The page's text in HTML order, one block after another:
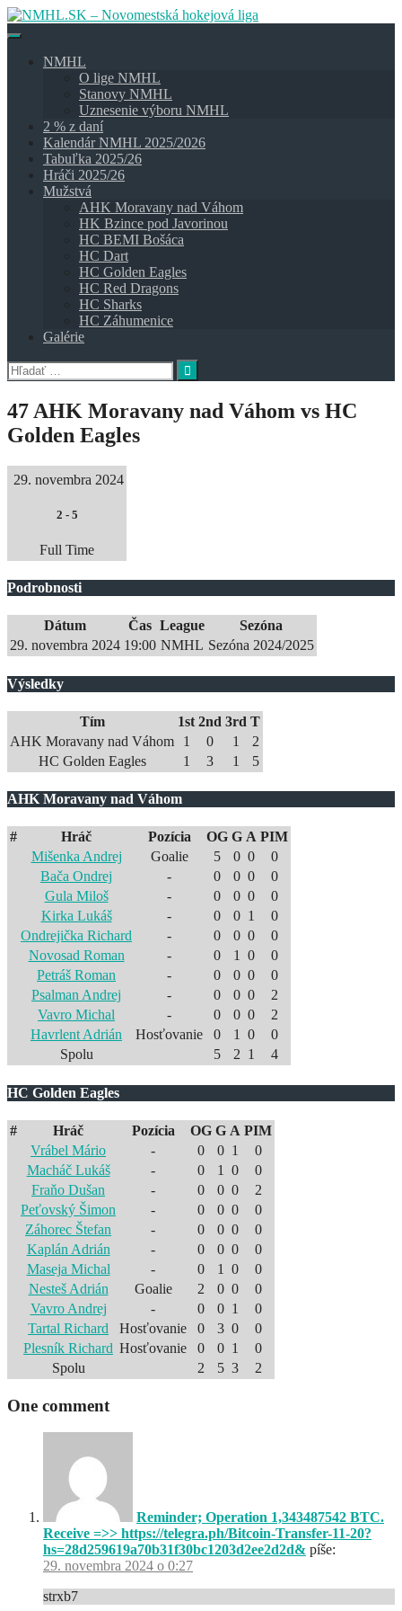
Skip
to
NMHL
O lige NMHL
Stanovy NMHL
Uznesenie výboru NMHL
2 % z daní
Kalendár NMHL 2025/2026
Tabuľka 2025/26
Hráči 2025/26
Mužstvá
AHK Moravany nad Váhom
HK Bzince pod Javorinou
HC BEMI Bošáca
HC Dart
HC Golden Eagles
HC Red Dragons
HC Sharks
HC Záhumenice
Galérie
Hľadať:
47 AHK Moravany nad Váhom vs HC
Golden Eagles
29. novembra 2024
2 - 5
Full Time
Podrobnosti
Dátum Čas League
Sezóna
29. novembra 2024 19:00 NMHL Sezóna 2024/2025
Výsledky
Tím 1st 2nd 3rd T
AHK Moravany nad Váhom
1 0 1
2
HC Golden Eagles
1 3 1 5
AHK Moravany nad Váhom
# Hráč Pozícia OG G A PIM
Mišenka Andrej
Goalie 5 0 0
0
Bača Ondrej
- 0 0 0
0
Gula Miloš
- 0 0 0
0
Kirka Lukáš
- 0 0 1
0
Ondrejička Richard
- 0 0 0
0
Novosad Roman
- 0 1 0
0
Petráš Roman
- 0 0 0
0
Psalman Andrej
- 0 0 0
2
Vavro Michal
- 0 0 0
2
Havrlent Adrián
Hosťovanie 0 1 0
0
Spolu
5 2 1 4
HC Golden Eagles
# Hráč Pozícia OG G A PIM
Vrábel Mário
- 0 0 1
0
Macháč Lukáš
- 0 1 0
0
Fraňo Dušan
- 0 0 0
2
Peťovský Šimon
- 0 0 0
0
Záhorec Štefan
- 0 0 0
0
Kaplán Adrián
- 0 0 0
0
Maseja Michal
- 0 1 0
0
Nesteš Adrián
Goalie 2 0 0
0
Vavro Andrej
- 0 0 1
0
Tartal Richard
Hosťovanie 0 3 0
0
Plesník Richard Hosťovanie 0 0 1
0
Spolu
2 5 3 2
One comment
Reminder; Operation 1,343487542 BTC.
Receive =>> https://telegra.ph/Bitcoin-Transfer-11-20?
hs=28d259619a70b31f30bc1203d2ee2d2d& píše:
29. novembra 2024 o 0:27
strxb7